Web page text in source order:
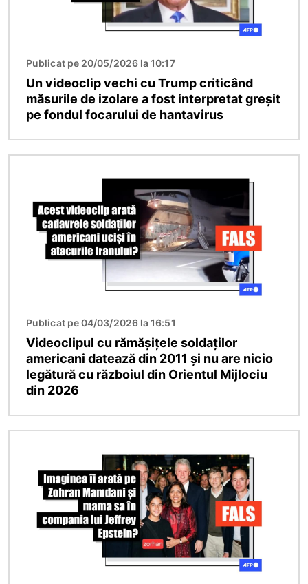
Publicat pe 20/05/2026 la 10:17
Un videoclip vechi cu Trump criticând
măsurile de izolare a fost interpretat greșit
pe fondul focarului de hantavirus
Publicat pe 04/03/2026 la 16:51
Videoclipul cu rămășițele soldaților
americani datează din 2011 și nu are nicio
legătură cu războiul din Orientul Mijlociu
din 2026